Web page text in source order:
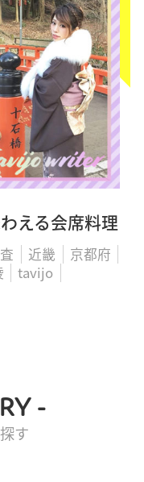
える会席料理
近畿
京都府
tavijo
-
す